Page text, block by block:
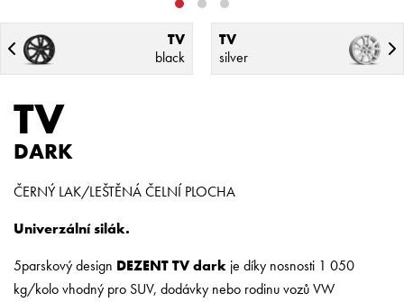
TV
black
TV
silver
TV
DARK
ČERNÝ LAK/LEŠTĚNÁ ČELNÍ PLOCHA
Univerzální silák.
5parskový design DEZENT TV dark je díky nosnosti 1 050
kg/kolo vhodný pro SUV, dodávky nebo rodinu vozů VW